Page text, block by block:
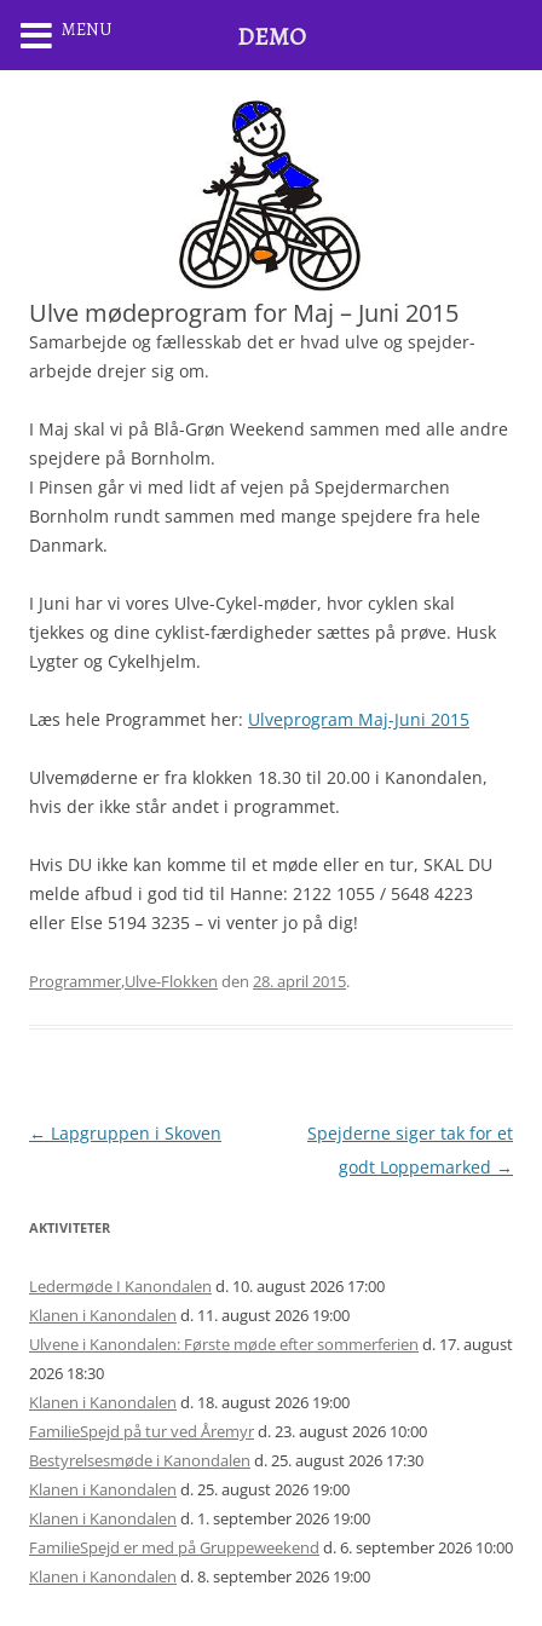
Ulve mødeprogram for Maj – Juni 2015
Samarbejde og fællesskab det er hvad ulve og spejder-
arbejde drejer sig om.
I Maj skal vi på Blå-Grøn Weekend sammen med alle andre
spejdere på Bornholm.
I Pinsen går vi med lidt af vejen på Spejdermarchen
Bornholm rundt sammen med mange spejdere fra hele
Danmark.
I Juni har vi vores Ulve-Cykel-møder, hvor cyklen skal
tjekkes og dine cyklist-færdigheder sættes på prøve. Husk
Lygter og Cykelhjelm.
Læs hele Programmet her: Ulveprogram Maj-Juni 2015
Ulvemøderne er fra klokken 18.30 til 20.00 i Kanondalen,
hvis der ikke står andet i programmet.
Hvis DU ikke kan komme til et møde eller en tur, SKAL DU
melde afbud i god tid til Hanne: 2122 1055 / 5648 4223
eller Else 5194 3235 – vi venter jo på dig!
Programmer,Ulve-Flokken den 28. april 2015.
Artikel
← Lapgruppen i Skoven
Spejderne siger tak for et
godt Loppemarked →
AKTIVITETER
Ledermøde I Kanondalen d. 10. august 2026 17:00
Klanen i Kanondalen d. 11. august 2026 19:00
Ulvene i Kanondalen: Første møde efter sommerferien d. 17. august
2026 18:30
Klanen i Kanondalen d. 18. august 2026 19:00
FamilieSpejd på tur ved Åremyrd. 23. august 2026 10:00
Bestyrelsesmøde i Kanondalen d. 25. august 2026 17:30
Klanen i Kanondalen d. 25. august 2026 19:00
Klanen i Kanondalen d. 1. september 2026 19:00
FamilieSpejd er med på Gruppeweekend d. 6. september 2026 10:00
Klanen i Kanondalen d. 8. september 2026 19:00
MENU DEMO